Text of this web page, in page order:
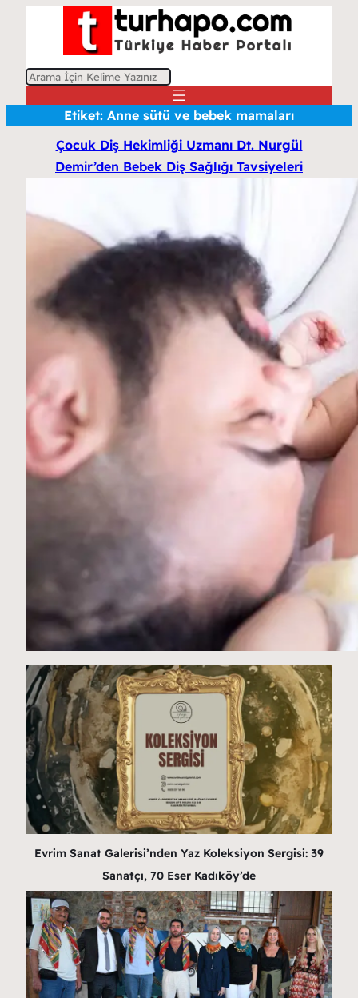
A
Etiket: Anne sütü ve bebek mamaları
Çocuk Diş Hekimliği Uzmanı Dt. Nurgül
Demir’den Bebek Diş Sağlığı Tavsiyeleri
Evrim Sanat Galerisi’nden Yaz Koleksiyon Sergisi: 39
Sanatçı, 70 Eser Kadıköy’de